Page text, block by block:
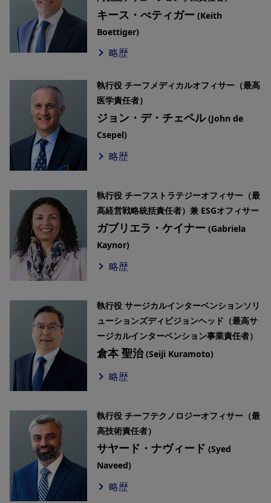
キース・べティガー (Keith
Boettiger)
略歴
執行役 チーフメディカルオフィサー（最高
医学責任者）
ジョン・デ・チェペル(John de
Csepel)
略歴
執行役 チーフストラテジーオフィサー（最
高経営戦略統括責任者）兼 ESGオフィサー
ガブリエラ・ケイナー (Gabriela
Kaynor)
略歴
執行役 サージカルインターベンションソリ
ューションズディビジョンヘッド（最高サ
ージカルインターベンション事業責任者）
倉本 聖治(Seiji Kuramoto)
略歴
執行役 チーフテクノロジーオフィサー（最
高技術責任者）
サヤード・ナヴィード (Syed
Naveed)
略歴